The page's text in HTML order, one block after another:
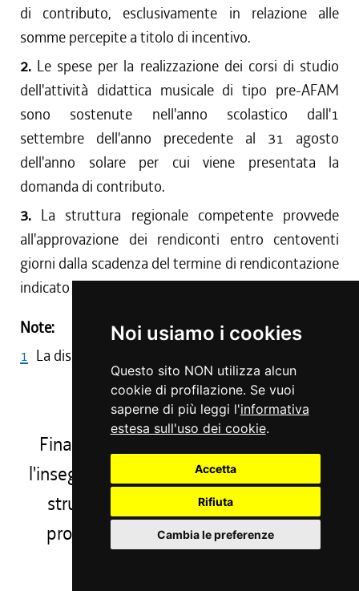
Noi usiamo i cookies
Questo sito NON utilizza alcun
cookie di profilazione. Se vuoi
saperne di più leggi l'informativa
estesa sull'uso dei cookie.
Accetta
Rifiuta
Cambia le preferenze
di contributo, esclusivamente in relazione alle
somme percepite a titolo di incentivo.
2. Le spese per la realizzazione dei corsi di studio
dell'attività didattica musicale di tipo pre-AFAM
sono sostenute nell'anno scolastico dall'1
settembre dell'anno precedente al 31 agosto
dell'anno solare per cui viene presentata la
domanda di contributo.
3. La struttura regionale competente provvede
all'approvazione dei rendiconti entro centoventi
giorni dalla scadenza del termine di rendicontazione
indicato al comma 1.
Note:
1 La disposizione ha effetto dall'1/1/2024.
Capo II
Finanziamento dei corsi di studio per
l'insegnamento musicale di base in uno
strumento musicale o in canto con
programma didattico di tipo libero